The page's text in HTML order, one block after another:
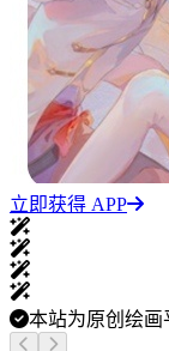
立即获得 APP
本站为原创绘画